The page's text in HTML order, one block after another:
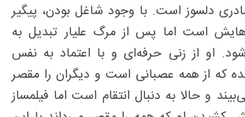
مادری دلسوز است. با وجود شاغل بودن، پیگیر
است اما پس از مرگ علیار تبدیل به
او از زنی حرفه‌‌ای و با اعتماد به نفس
که از همه عصبانی است و دیگران را مقصر
و حالا به دنبال انتقام است اما فیلمساز